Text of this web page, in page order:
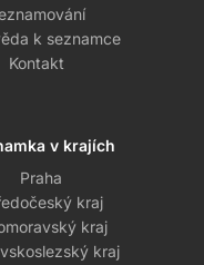
k seznamce
Kontakt
v krajích
Praha
kraj
kraj
kraj